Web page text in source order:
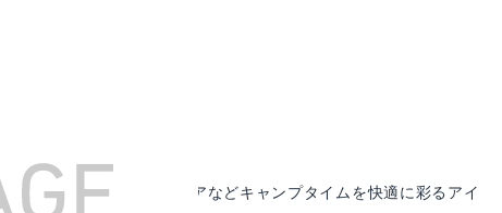
ーブルやコンパクトチェアなどキャンプタイムを快適に彩るアイ